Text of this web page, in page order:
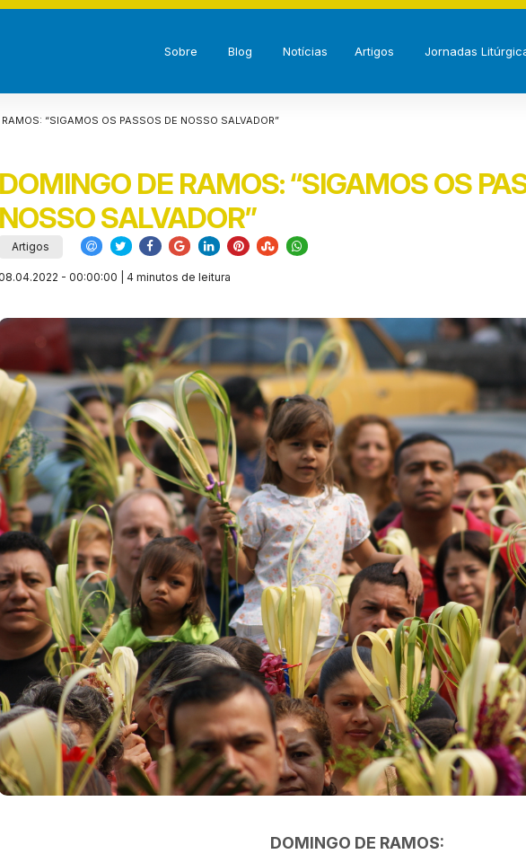
Sobre Blog Notícias Artigos Jornadas
“SIGAMOS OS PASSOS DE NOSSO SALVADOR”
DOMINGO DE RAMOS: “SIGAMOS OS
NOSSO SALVADOR”
Artigos
- 00:00:00 | 4 minutos de leitura
DOMINGO DE RAMOS: